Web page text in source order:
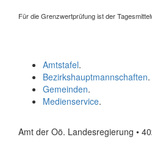
Für die Grenzwertprüfung ist der
Amtstafel.
Bezirkshauptmannschaften.
Gemeinden.
Medienservice.
Amt der Oö. Landesregierung •